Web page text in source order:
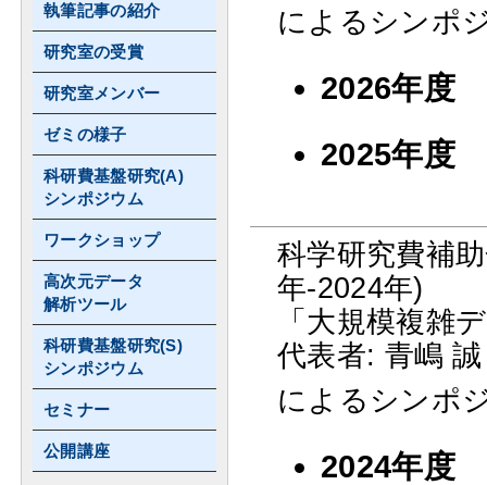
によるシンポ
2026年
2025年
科学研究費補
年-2024年)
「大規模複雑
代表者: 青嶋 誠
によるシンポ
2024年
執筆記事の紹介
研究室の受賞
研究室メンバー
ゼミの様子
科研費基盤研究(A)
シンポジウム
ワークショップ
高次元データ
解析ツール
科研費基盤研究(S)
シンポジウム
セミナー
公開講座